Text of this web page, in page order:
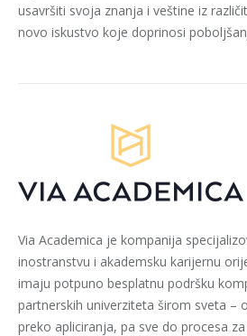
usavršiti svoja znanja i veštine iz
novo iskustvo koje doprinosi
Via Academica je kompanija
inostranstvu i akademsku karijernu
imaju potpuno besplatnu podršku
partnerskih univerziteta širom sveta –
preko apliciranja, pa sve do procesa